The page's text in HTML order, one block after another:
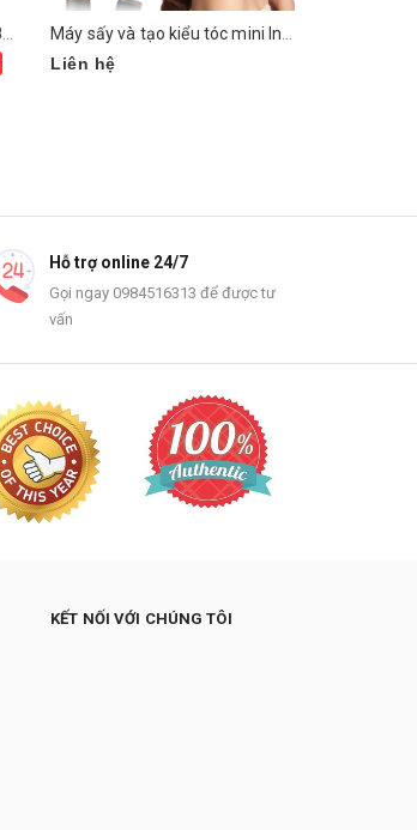
Liên hệ
Hỗ trợ online 24/7
Gọi ngay 0984516313 để được tư
vấn
KẾT NỐI VỚI CHÚNG TÔI